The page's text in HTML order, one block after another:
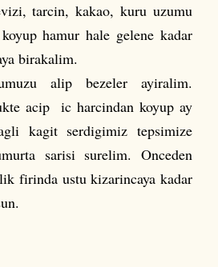
tarcin, kakao, kuru uzumu
hamur hale gelene kadar
birakalim.
alip bezeler ayiralim.
acip ic harcindan koyup ay
kagit serdigimiz tepsimize
sarisi surelim. Onceden
firinda ustu kizarincaya kadar